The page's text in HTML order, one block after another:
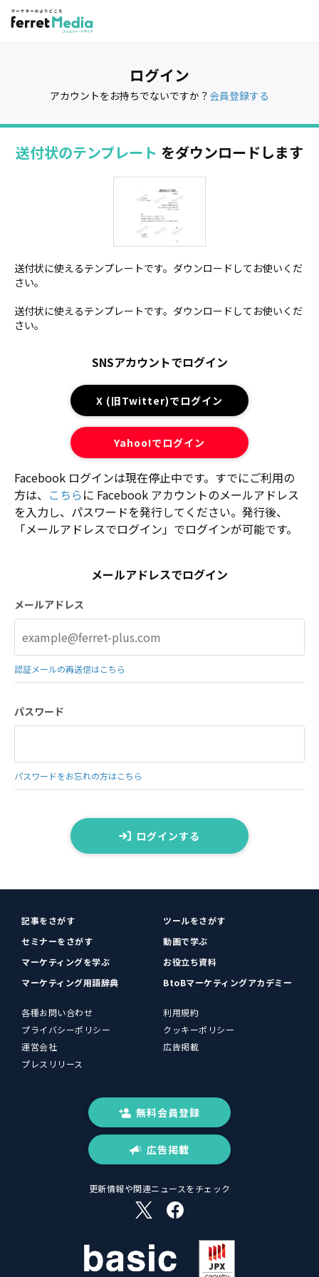
ログイン
アカウントをお持ちでないですか？ 会員登録する
送付状のテンプレート をダウンロードします
送付状に使えるテンプレートです。ダウンロードしてお使いくだ
さい。
送付状に使えるテンプレートです。ダウンロードしてお使いくだ
さい。
SNSアカウントでログイン
X (旧Twitter)でログイン
Yahoo!でログイン
Facebook ログインは現在停止中です。すでにご利用の
方は、 こちらに Facebook アカウントのメールアドレス
を入力し、パスワードを発行してください。発行後、
「メールアドレスでログイン」でログインが可能です。
メールアドレスでログイン
メールアドレス
認証メールの再送信はこちら
パスワード
パスワードをお忘れの方はこちら
ログインする
記事をさがす
ツールをさがす
セミナーをさがす
動画で学ぶ
マーケティングを学ぶ
お役立ち資料
マーケティング用語辞典
BtoBマーケティングアカデミー
各種お問い合わせ
利用規約
プライバシーポリシー
クッキーポリシー
運営会社
広告掲載
プレスリリース
無料会員登録
広告掲載
更新情報や関連ニュースをチェック